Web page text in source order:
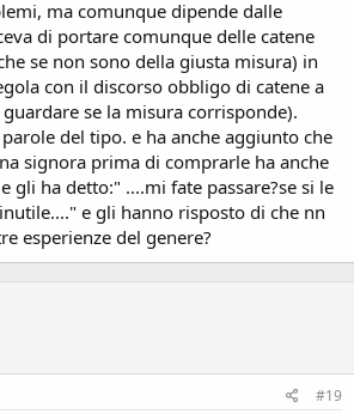
ma comunque dipende dalle
di portare comunque delle catene
se non sono della giusta misura) in
con il discorso obbligo di catene a
se la misura corrisponde).
del tipo. e ha anche aggiunto che
signora prima di comprarle ha anche
gli ha detto:" ....mi fate passare?se si le
e gli hanno risposto di che nn
esperienze del genere?
#19